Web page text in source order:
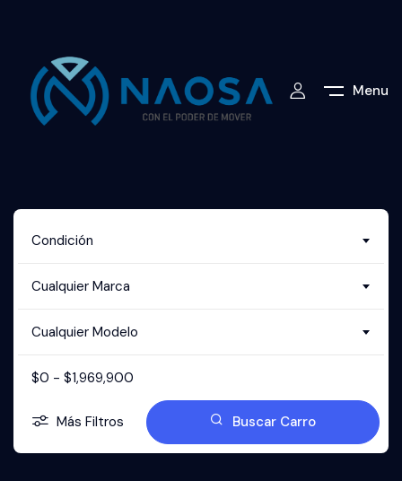
Menu
Condición
Cualquier Marca
Cualquier Modelo
$0 - $1,969,900
Más Filtros Buscar Carro